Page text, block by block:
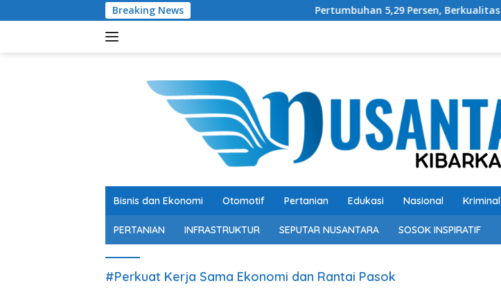
ke
Breaking News Pertumbuhan 5,29 Persen, Berkualitas bagi Siapa?
Bisnis dan Ekonomi Otomotif Pertanian Edukasi Nasional Kriminal
PERTANIAN INFRASTRUKTUR SEPUTAR NUSANTARA SOSOK INSPIRATIF
#Perkuat Kerja Sama Ekonomi dan Rantai Pasok